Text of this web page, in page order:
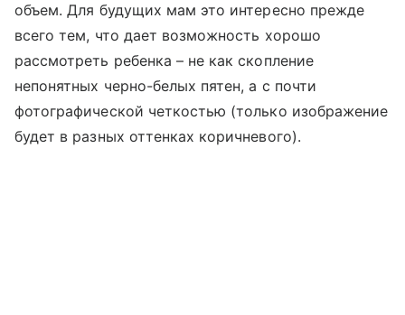
объем. Для будущих мам это интересно прежде
всего тем, что дает возможность хорошо
рассмотреть ребенка – не как скопление
непонятных черно-белых пятен, а с почти
фотографической четкостью (только изображение
будет в разных оттенках коричневого).